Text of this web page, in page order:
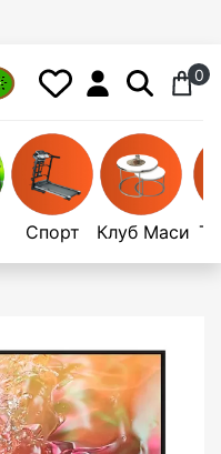
0
Спорт Клуб Маси